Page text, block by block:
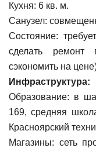
Кухня: 6 кв. м.
Санузел:
Состояние:
сделать
сэкономить на
Инфраструктура:
Образование: в
169, средняя
Красноярский
Магазины: сеть